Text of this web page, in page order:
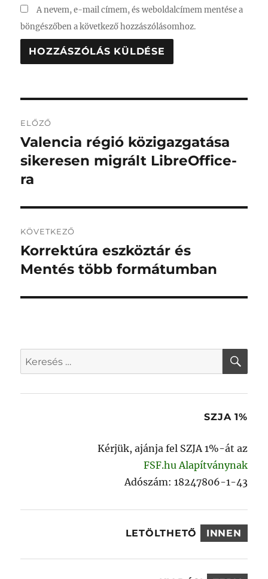
A nevem, e-mail címem, és weboldalcímem mentése a
böngészőben a következő hozzászólásomhoz.
navigáció
ELŐZŐ
Korábbi
bejegyzés:
Valencia régió közigazgatása
sikeresen migrált LibreOffice-
ra
KÖVETKEZŐ
Következő
bejegyzés:
Korrektúra eszköztár és
Mentés több formátumban
Keresés
a
SZJA 1%
Kérjük, ajánja fel SZJA 1%-át az
FSF.hu Alapítványnak
Adószám: 18247806-1-43
LETÖLTHETŐ INNEN